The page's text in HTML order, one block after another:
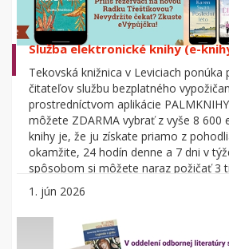
Služba elektronické knihy (e-
Tekovská knižnica v Leviciach ponúka
čitateľov službu bezplatného
prostredníctvom aplikácie
môžete ZDARMA vybrať z vyše 8 600
knihy je, že ju získate priamo z
okamžite, 24 hodín denne a 7 dni v
spôsobom si môžete naraz požičať 3
dní). Postup stiahnutia e-knihy nájdete
1. jún 2026